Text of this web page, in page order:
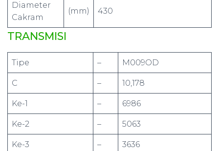
Diameter
Cakram
(mm) 430
TRANSMISI
Tipe – M009OD
C – 10,178
Ke-1 – 6986
Ke-2 – 5063
Ke-3 – 3636